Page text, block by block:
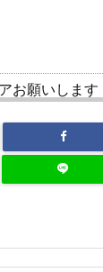
お願いします